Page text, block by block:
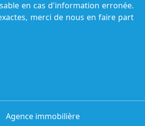
en cas d'information erronée.
merci de nous en faire part
Agence immobilière